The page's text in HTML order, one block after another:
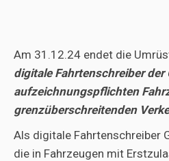
Am 31.12.24 endet die
digitale Fahrtenschreiber der
aufzeichnungspflichten
grenzüberschreitenden
Als digitale Fahrtenschreiber
die in Fahrzeugen mit